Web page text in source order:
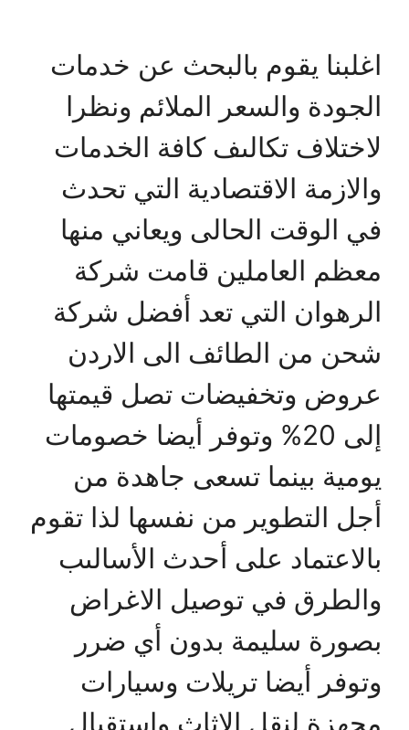
اغلبنا يقوم بالبحث عن خدمات
الجودة والسعر الملائم ونظرا
لاختلاف تكالىف كافة الخدمات
والازمة الاقتصادية التي تحدث
في الوقت الحالى ويعاني منها
معظم العاملين قامت شركة
الرهوان التي تعد أفضل شركة
شحن من الطائف الى الاردن
عروض وتخفيضات تصل قيمتها
إلى 20% وتوفر أيضا خصومات
يومية بينما تسعى جاهدة من
أجل التطوير من نفسها لذا تقوم
بالاعتماد على أحدث الأسالىب
والطرق في توصيل الاغراض
بصورة سليمة بدون أي ضرر
وتوفر أيضا تريلات وسيارات
مجهزة لنقل الاثاث واستقبال